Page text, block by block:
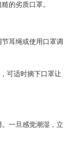
的劣质口罩。
耳绳或使用口罩调
可适时摘下口罩让
一旦感觉潮湿，立